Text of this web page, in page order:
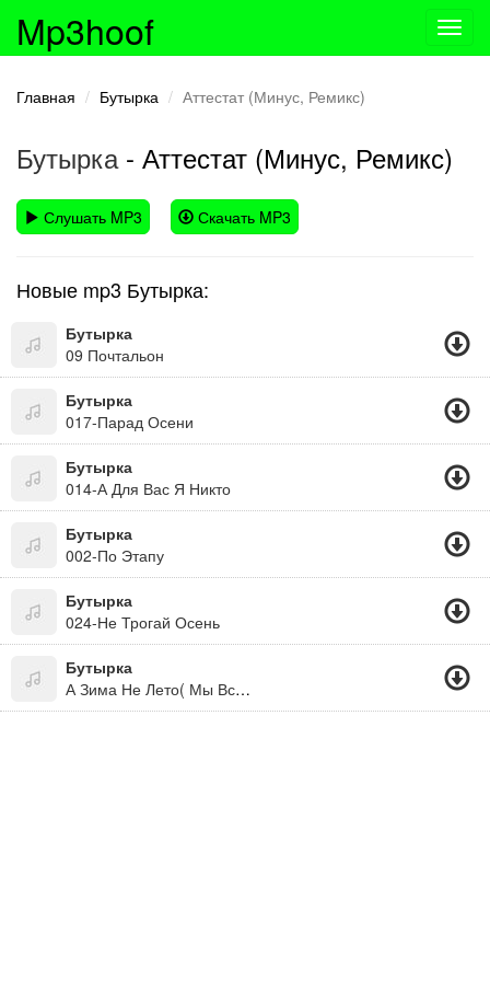
Mp3hoof
Главная Бутырка Аттестат (Минус, Ремикс)
Бутырка- Аттестат (Минус, Ремикс)
Слушать MP3 Скачать MP3
Новые mp3 Бутырка:
Бутырка
09 Почтальон
Бутырка
017-Парад Осени
Бутырка
014-А Для Вас Я Никто
Бутырка
002-По Этапу
Бутырка
024-Не Трогай Осень
Бутырка
А Зима Не Лето( Мы Все Живем Под Богом. Не Забывайте! )